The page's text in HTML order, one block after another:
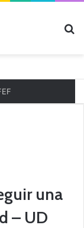
una
– UD